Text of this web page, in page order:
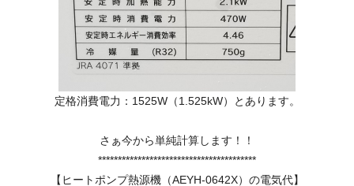
定格消費電力：1525W（1.525kW）とあります。
さぁ今から単純計算します！！
****************************************
【ヒートポンプ熱源機（AEYH-0642X）の電気代】